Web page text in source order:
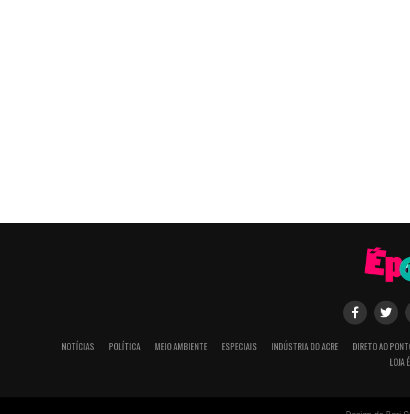
NOTÍCIAS POLÍTICA MEIO AMBIENTE ESPECIAIS INDÚSTRIA DO ACRE DIRETO AO
LOJA